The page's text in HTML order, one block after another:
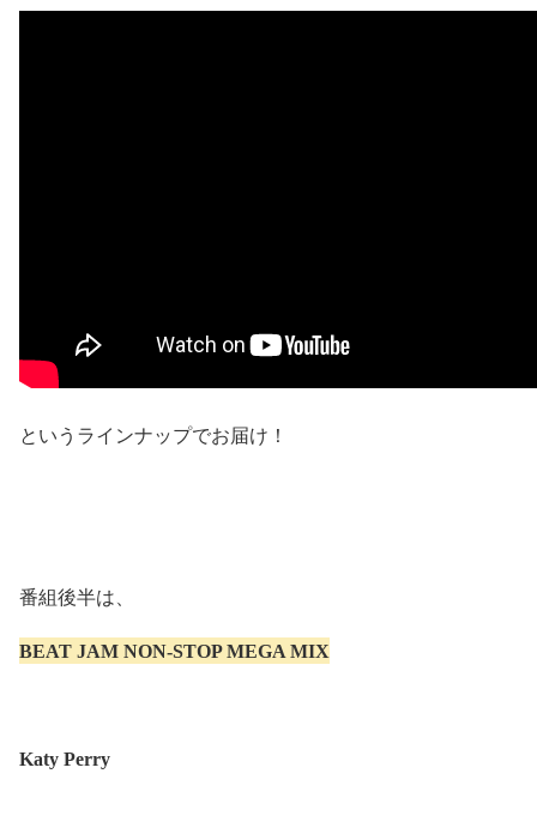
というラインナップでお届け！
番組後半は、
BEAT JAM NON-STOP MEGA MIX
Katy Perry